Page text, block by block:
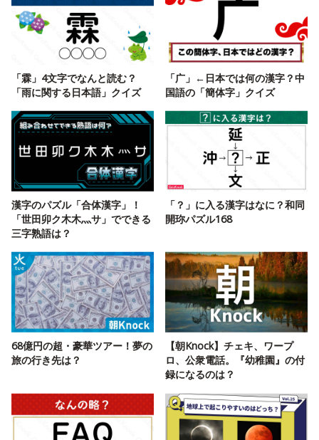
「霖」4文字でなんと読む？
「雨に関する日本語」クイズ
「广」←日本では何の漢字？中
国語の「簡体字」クイズ
漢字のパズル「合体漢字」！
「世田卯ク木木灬サ」でできる
三字熟語は？
「？」に入る漢字はなに？和同
開珎パズル168
68億円の超・豪華ツアー！夢の
旅の行き先は？
【朝Knock】チェキ、ワープ
ロ、公衆電話。『幼稚園』の付
録になるのは？